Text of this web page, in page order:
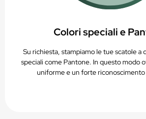
Colori speciali e
Su richiesta, stampiamo le tue scatole a
speciali come Pantone. In questo modo
uniforme e un forte riconoscimento